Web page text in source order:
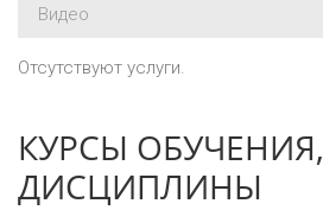
Видео
Отсутствуют услуги.
КУРСЫ ОБУЧЕНИЯ,
ДИСЦИПЛИНЫ